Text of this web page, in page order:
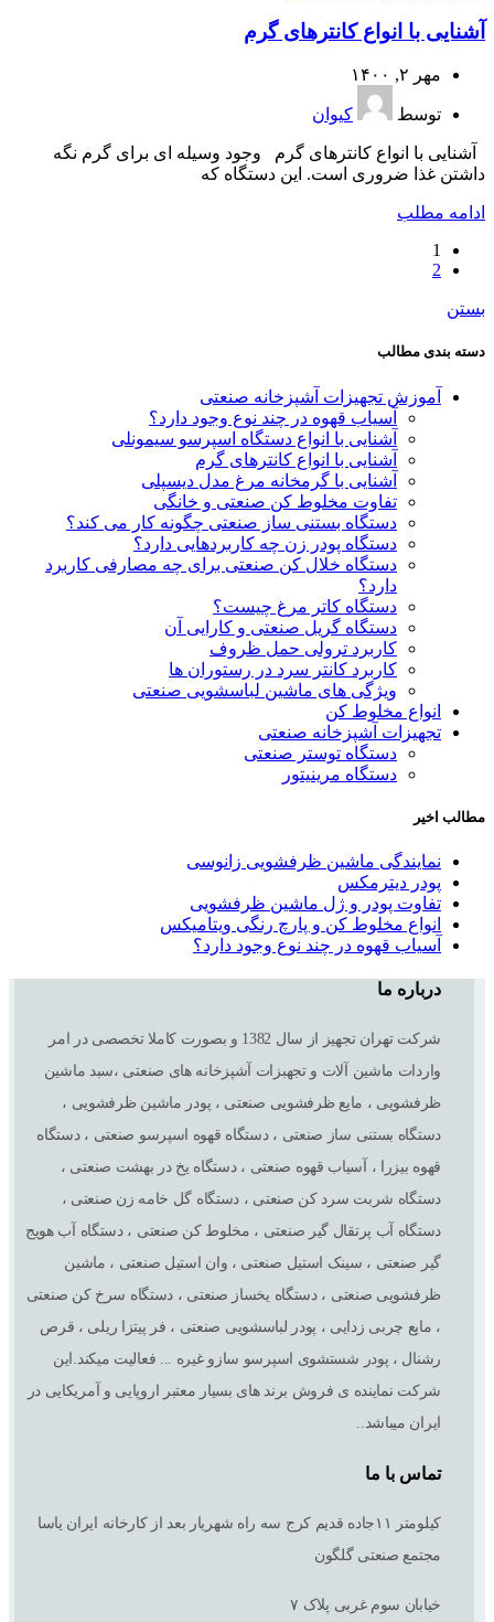
آشنایی با انواع کانترهای گرم
مهر ۲, ۱۴۰۰
توسط کیوان
آشنایی با انواع کانترهای گرم وجود وسیله ای برای گرم نگه
داشتن غذا ضروری است. این دستگاه که
ادامه مطلب
1
2
بستن
دسته بندی مطالب
آموزش تجهیزات آشپزخانه صنعتی
آسیاب قهوه در چند نوع وجود دارد؟
آشنایی با انواع دستگاه اسپرسو سیمونلی
آشنایی با انواع کانترهای گرم
آشنایی با گرمخانه مرغ مدل دیسپلی
تفاوت مخلوط کن صنعتی و خانگی
دستگاه بستنی ساز صنعتی چگونه کار می کند؟
دستگاه پودر زن چه کاربردهایی دارد؟
دستگاه خلال کن صنعتی برای چه مصارفی کاربرد
دارد؟
دستگاه کاتر مرغ چیست؟
دستگاه گریل صنعتی و کارایی آن
کاربرد ترولی حمل ظروف
کاربرد کانتر سرد در رستوران ها
ویژگی های ماشین لباسشویی صنعتی
انواع مخلوط کن
تجهیزات آشپزخانه صنعتی
دستگاه توستر صنعتی
دستگاه مرینیتور
مطالب اخیر
نمایندگی ماشین ظرفشویی زانوسی
پودر دیترمکس
تفاوت پودر و ژل ماشین ظرفشویی
انواع مخلوط کن و پارچ رنگی ویتامیکس
آسیاب قهوه در چند نوع وجود دارد؟
درباره ما
شرکت تهران تجهیز از سال 1382 و بصورت کاملا تخصصی در امر
واردات ماشین آلات و تجهبزات آشپزخانه های صنعتی ،سبد ماشین
ظرفشویی ، مایع ظرفشویی صنعتی ، پودر ماشین ظرفشویی ،
دستگاه بستنی ساز صنعتی ، دستگاه قهوه اسپرسو صنعتی ، دستگاه
قهوه بیزرا ، آسیاب قهوه صنعتی ، دستگاه یخ در بهشت صنعتی ،
دستگاه شربت سرد کن صنعتی ، دستگاه گل خامه زن صنعتی ،
دستگاه آب پرتقال گیر صنعتی ، مخلوط کن صنعتی ، دستگاه آب هویج
گیر صنعتی ، سینک استیل صنعتی ، وان استیل صنعتی ، ماشین
ظرفشویی صنعتی ، دستگاه یخساز صنعتی ، دستگاه سرخ کن صنعتی
، مایع چربی زدایی ، پودر لباسشویی صنعتی ، فر پیتزا ریلی ، قرص
رشنال ، پودر شستشوی اسپرسو سازو غیره ... فعالیت میکند.این
شرکت نماینده ی فروش برند های بسیار معتبر اروپایی و آمریکایی در
ایران میباشد..
تماس با ما
کیلومتر ١١جاده قدیم کرج سه راه شهریار بعد از کارخانه ایران یاسا
مجتمع صنعتی گلگون
خیابان سوم غربی پلاک ٧